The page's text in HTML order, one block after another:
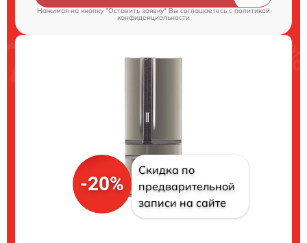
Нажимая на кнопку "Оставить заявку" Вы соглашаетесь cполитикой
конфиденциальности
-20%
Скидка по
предварительной
записи на сайте